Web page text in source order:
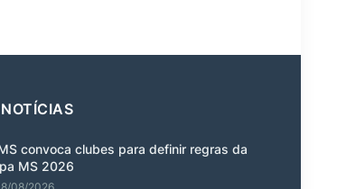
convoca clubes para definir regras da
MS 2026